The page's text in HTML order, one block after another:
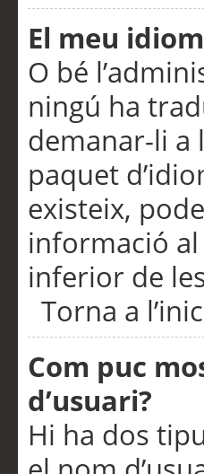
El meu
O bé
ningú ha
demanar-li a
paquet
existeix,
informació al
inferior de
Torna a
Com puc
d’usuari?
Hi ha dos